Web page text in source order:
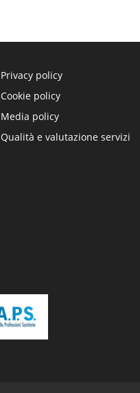
Privacy policy
Cookie policy
Media policy
Qualità e valutazione servizi